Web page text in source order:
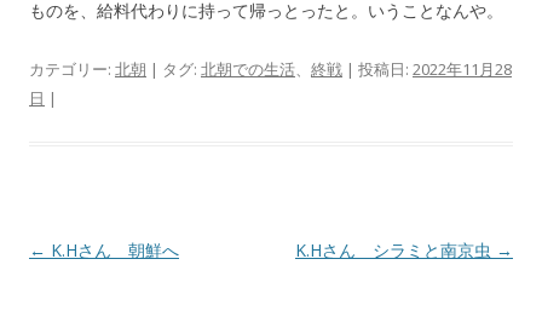
ものを、給料代わりに持って帰っとったと。いうことなんや。
カテゴリー: 北朝 | タグ: 北朝での生活、 終戦 | 投稿日: 2022年11月28
日 |
投
← K.Hさん 朝鮮へ K.Hさん シラミと南京虫 →